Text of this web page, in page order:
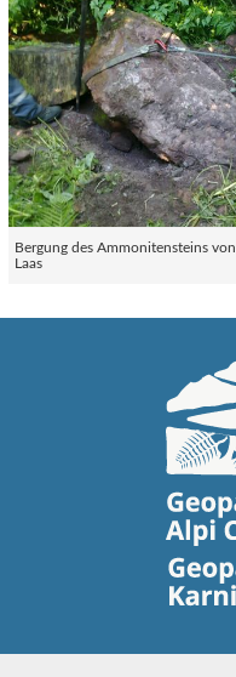
Bergung des Ammonitensteins von
Laas